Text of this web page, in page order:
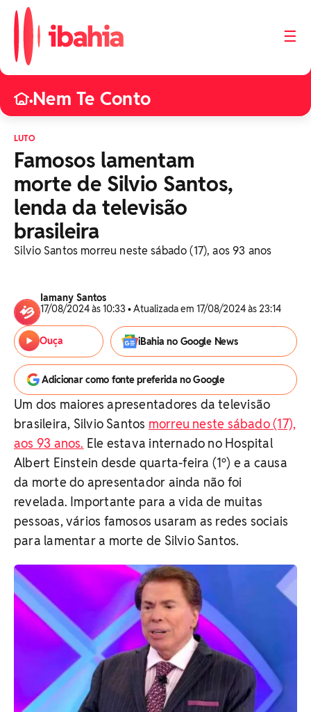
☰
•Nem Te Conto
LUTO
Famosos lamentam
morte de Silvio Santos,
lenda da televisão
brasileira
Silvio Santos morreu neste sábado (17), aos 93 anos
Iamany Santos
17/08/2024 às 10:33 • Atualizada em 17/08/2024 às 23:14
Ouça iBahia no Google News
Adicionar como fonte preferida no Google
Um dos maiores apresentadores da televisão
brasileira, Silvio Santos morreu neste sábado (17),
aos 93 anos. Ele estava internado no Hospital
Albert Einstein desde quarta-feira (1º) e a causa
da morte do apresentador ainda não foi
revelada. Importante para a vida de muitas
pessoas, vários famosos usaram as redes sociais
para lamentar a morte de Silvio Santos.